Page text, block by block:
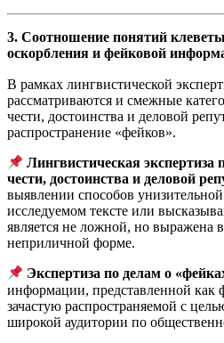
3. Соотношение понятий
оскорбления и фейковой
В рамках лингвистической
рассматриваются и смежные
чести, достоинства и деловой
распространение «фейков».
Лингвистическая экспертиза
чести, достоинства и деловой
выявлении способов
исследуемом тексте или
является не ложной, но выражена
неприличной форме.
Экспертиза по делам о
информации, представленной как
зачастую распространяемой с
широкой аудитории по